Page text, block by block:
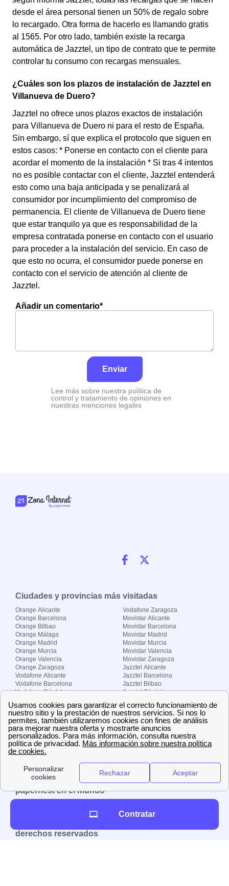
desde el área personal tienen un 50% de regalo sobre
lo recargado. Otra forma de hacerlo es llamando gratis
al 1565. Por otro lado, también existe la recarga
automática de Jazztel, un tipo de contrato que te permite
controlar tu consumo con recargas mensuales.
¿Cuáles son los plazos de instalación de Jazztel en
Villanueva de Duero?
Jazztel no ofrece unos plazos exactos de instalación
para Villanueva de Duero ni para el resto de España.
Sin embargo, sí que explica el protocolo que siguen en
estos casos: * Ponerse en contacto con el cliente para
acordar el momento de la instalación * Si tras 4 intentos
no es posible contactar con el cliente, Jazztel entenderá
esto como una baja anticipada y se penalizará al
consumidor por incumplimiento del compromiso de
permanencia. El cliente de Villanueva de Duero tiene
que estar tranquilo ya que es responsabilidad de la
empresa contratada ponerse en contacto con el usuario
para proceder a la instalación del servicio. En caso de
que esto no ocurra, el consumidor puede ponerse en
contacto con el servicio de atención al cliente de
Jazztel.
Añadir un comentario*
Enviar
Lee más sobre nuestra política de
control y tratamiento de opiniones en
nuestras menciones legales
Ciudades y provincias más visitadas
Orange Alicante
Orange Barcelona
Orange Bilbao
Orange Málaga
Orange Madrid
Orange Murcia
Orange Valencia
Orange Zaragoza
Vodafone Alicante
Vodafone Barcelona
Vodafone Córdoba
Vodafone Madrid
Vodafone Murcia
Vodafone Valencia
Vodafone Zaragoza
Movistar Alicante
Movistar Barcelona
Movistar Madrid
Movistar Murcia
Movistar Valencia
Movistar Zaragoza
Jazztel Alicante
Jazztel Barcelona
Jazztel Bilbao
Jazztel Córdoba
Jazztel Málaga
Jazztel Valencia
Jazztel Zaragoza
Sobre Zona-internet.com
¿Quiénes somos?
El grupo papernest
Aviso legal Nuestras ofertas de trabajo
papernest en el mundo
Reino Unido
derechos reservados
Contratar